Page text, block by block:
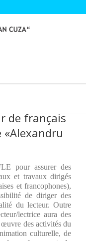
de français
«Alexandru
pour assurer des
et travaux dirigés
et francophones),
de diriger des
du lecteur. Outre
lectrice aura des
des activités du
culturelle, de